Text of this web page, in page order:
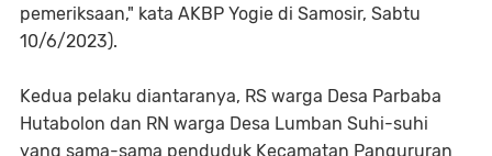
pemeriksaan," kata AKBP Yogie di Samosir, Sabtu
10/6/2023).
Kedua pelaku diantaranya, RS warga Desa Parbaba
Hutabolon dan RN warga Desa Lumban Suhi-suhi
yang sama-sama penduduk Kecamatan Pangururan